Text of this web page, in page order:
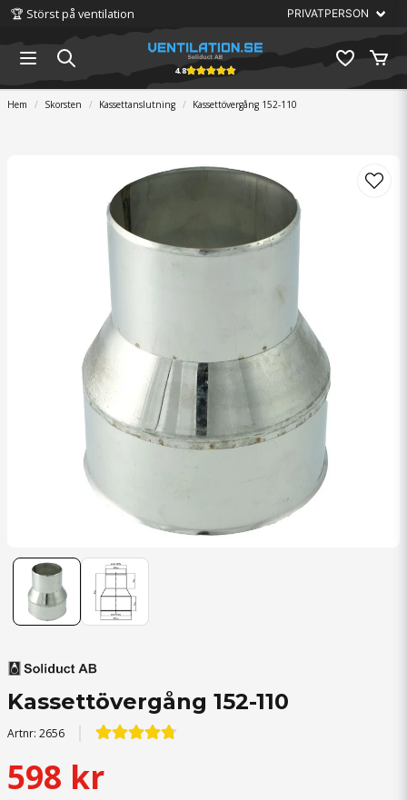
🏆 Störst på ventilation
4.8
Hem Skorsten Kassettanslutning Kassettövergång 152-110
Kassettövergång 152-110
Artnr: 2656
598 kr